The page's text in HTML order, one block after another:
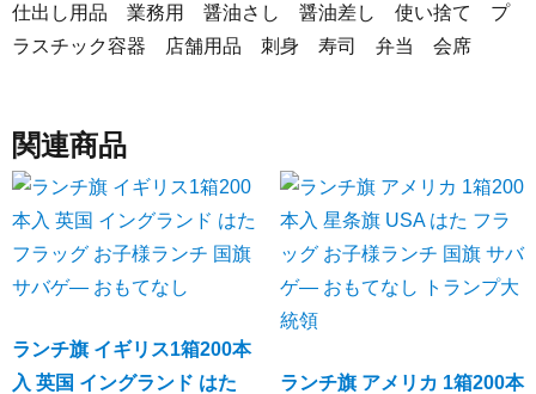
仕出し用品 業務用 醤油さし 醤油差し 使い捨て プ
ラスチック容器 店舗用品 刺身 寿司 弁当 会席
関連商品
ランチ旗 イギリス1箱200本
入 英国 イングランド はた
ランチ旗 アメリカ 1箱200本